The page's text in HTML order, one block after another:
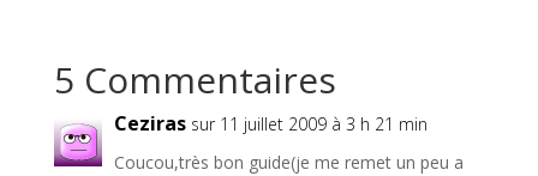
5 Commentaires
Ceziras sur 11 juillet 2009 à 3 h 21 min
Coucou,très bon guide(je me remet un peu a